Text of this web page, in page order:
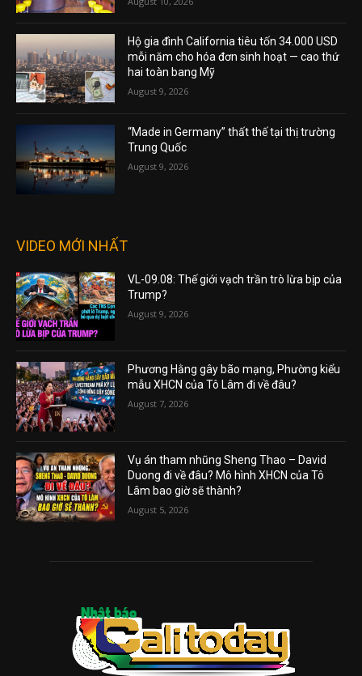
Hộ gia đình California tiêu tốn 34.000 USD
mỗi năm cho hóa đơn sinh hoạt — cao thứ
hai toàn bang Mỹ
August 9, 2026
“Made in Germany” thất thế tại thị trường
Trung Quốc
August 9, 2026
VIDEO MỚI NHẤT
VL-09.08: Thế giới vạch trần trò lừa bịp của
Trump?
August 9, 2026
Phương Hằng gây bão mạng, Phường kiểu
mẫu XHCN của Tô Lâm đi về đâu?
August 7, 2026
Vụ án tham nhũng Sheng Thao – David
Duong đi về đâu? Mô hình XHCN của Tô
Lâm bao giờ sẽ thành?
August 5, 2026